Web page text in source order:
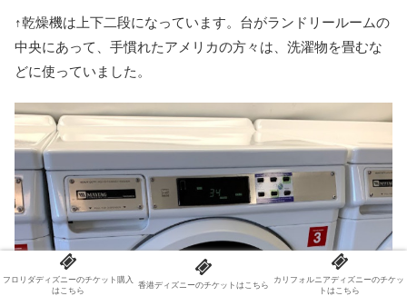
↑乾燥機は上下二段になっています。台がランドリールームの
中央にあって、手慣れたアメリカの方々は、洗濯物を畳むな
どに使っていました。
フロリダディズニーのチケット購入
はこちら
香港ディズニーのチケットはこちら
カリフォルニアディズニーのチケッ
トはこちら